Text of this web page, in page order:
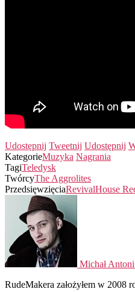
Udostępnij Tweetnij Udostępnij
KategorieMuzyka Nagrania
TagiTeledysk
TwórcyThe Aggrolites
PrzedsięwzięciaRevivalHouse
Michał
RudeMakera założyłem w 2008